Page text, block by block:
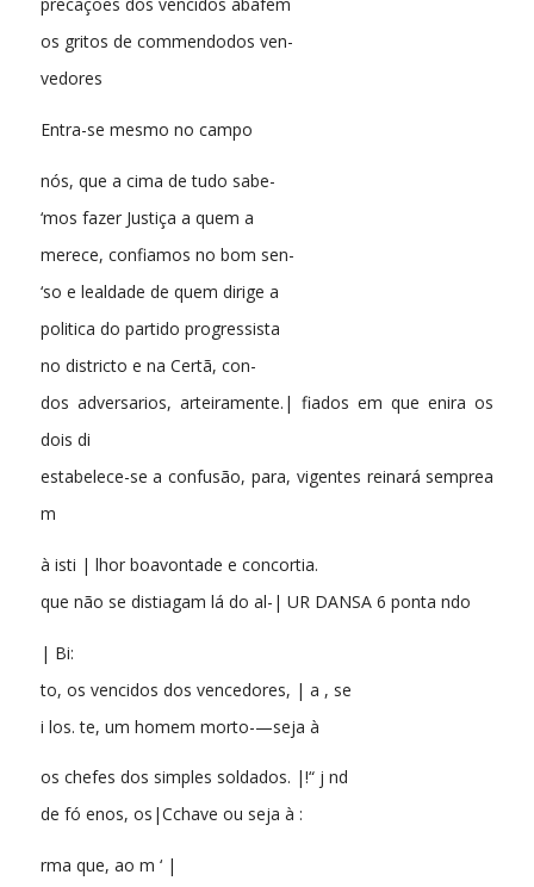
os gritos de commendodos ven-
vedores
Entra-se mesmo no campo
nós, que a cima de tudo sabe-
‘mos fazer Justiça a quem a
merece, confiamos no bom sen-
‘so e lealdade de quem dirige a
politica do partido progressista
no districto e na Certã, con-
dos adversarios, arteiramente.| fiados em que enira os
dois di
estabelece-se a confusão, para, vigentes reinará semprea
m
à isti | lhor boavontade e concortia.
que não se distiagam lá do al-| UR DANSA 6 ponta ndo
| Bi:
to, os vencidos dos vencedores, | a , se
i los. te, um homem morto-—seja à
os chefes dos simples soldados. |!“ j nd
de fó enos, os|Cchave ou seja à :
rma que, ao m ‘ |